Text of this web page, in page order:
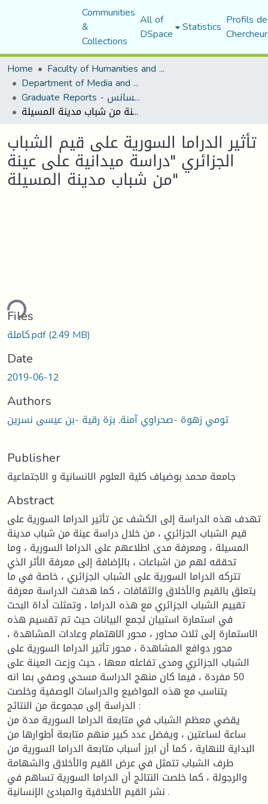
Communities
&
Collections
All of
DSpace Statistics Profils
Home
Faculty of Humanities and Social Sciences
Department of Media and Communication Studies
Graduate Reports - تقارير الليسانس
تأثير الدراما السورية على قيم الشباب الجزائري "دراسة ميدانية على عينة من شباب مدينة المسيلة"
تأثير الدراما السورية على قيم الشباب
الجزائري "دراسة ميدانية على عينة
من شباب مدينة المسيلة"
Files
كاملة.pdf(2.49 MB)
Date
2019-06-12
Authors
تومي زهوة -صحراوي آمنة, بزة رقية -بن عيسى نسرين
Publisher
جامعة محمد بوضياف كلية العلوم الانسانية و الاجتماعية
Abstract
تهدف هذه الدراسة إلى الكشف عن تأثير الدراما السورية على
قيم الشباب الجزائري ، من خلال دراسة عينة من شباب مدينة
المسيلة ، ومعرفة مدى اطلاعهم على الدراما السورية ، وما
تحققه لهم من اشباعات ، بالإضافة إلى معرفة الأثر الذي
تتركه الدراما السورية على الشباب الجزائري ، خاصة في ما
يتعلق بالقيم والأخلاق والثقافات ، كما هدفت الدراسة معرفة
تقييم الشباب الجزائري مع هذه الدراما ، وتمثلت أداة البحث
في استمارة استبيان لجمع البيانات حيث تم تقسيم هذه
الاستمارة إلى ثلاث محاور ، محور الاهتمام وعادات المشاهدة ،
محور دوافع المشاهدة ، محور تأثير الدراما السورية على
الشباب الجزائري ومدى تفاعله معها ، حيث وزعت العينة على
50 مفردة ، فيما كان منهج الدراسة مسحي وصفي بما انه
يتناسب مع هذه المواضيع والدراسات الوصفية وخلصت
الدراسة إلى مجموعة من النتائج :
يقضي معظم الشباب في متابعة الدراما السورية مدة من
ساعة لساعتين ، ويفضل عدد كبير منهم متابعة أطوارها من
البداية للنهاية ، كما أن ابرز أسباب متابعة الدراما السورية من
طرف الشباب تتمثل في عرض القيم والأخلاق والشهامة
والرجولة ، كما خلصت النتائج أن الدراما السورية تساهم في
نشر القيم الأخلاقية والمبادئ الإنسانية .